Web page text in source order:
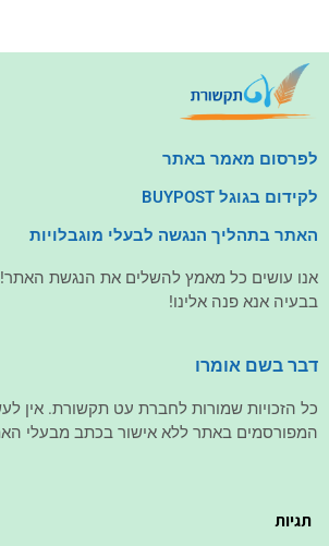
לפרסום מאמר באתר
לקידום בגוגל BUYPOST
האתר בתהליך הנגשה לבעלי מוגבלויות
אנו עושים כל מאמץ להשלים את הנגשת
בבעיה אנא פנה אלינו!
דבר בשם אומרו
כל הזכויות שמורות לחברת עט תקשורת. אין
המפורסמים באתר ללא אישור בכתב מבעלי
תגיות